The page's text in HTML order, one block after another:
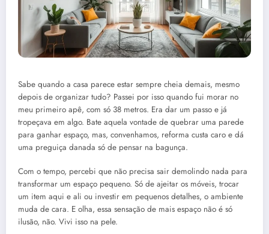
Sabe quando a casa parece estar sempre cheia demais, mesmo
depois de organizar tudo? Passei por isso quando fui morar no
meu primeiro apê, com só 38 metros. Era dar um passo e já
tropeçava em algo. Bate aquela vontade de quebrar uma parede
para ganhar espaço, mas, convenhamos, reforma custa caro e dá
uma preguiça danada só de pensar na bagunça.
Com o tempo, percebi que não precisa sair demolindo nada para
transformar um espaço pequeno. Só de ajeitar os móveis, trocar
um item aqui e ali ou investir em pequenos detalhes, o ambiente
muda de cara. E olha, essa sensação de mais espaço não é só
ilusão, não. Vivi isso na pele.